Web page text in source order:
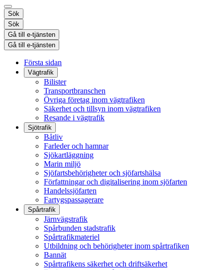
Sök
Sök
Gå till e-tjänsten
Gå till e-tjänsten
Första sidan
Vägtrafik
Bilister
Transportbranschen
Övriga företag inom vägtrafiken
Säkerhet och tillsyn inom vägtrafiken
Resande i vägtrafik
Sjötrafik
Båtliv
Farleder och hamnar
Sjökartläggning
Marin miljö
Sjöfartsbehörigheter och sjöfartshälsa
Författningar och digitalisering inom sjöfarten
Handelssjöfarten
Fartygspassagerare
Spårtrafik
Järnvägstrafik
Spårbunden stadstrafik
Spårtrafikmateriel
Utbildning och behörigheter inom spårtrafiken
Bannät
Spårtrafikens säkerhet och driftsäkerhet